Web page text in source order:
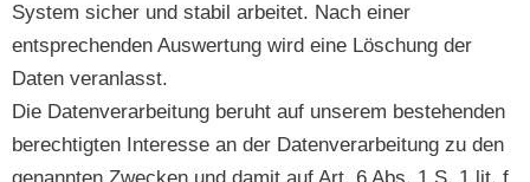
System sicher und stabil arbeitet. Nach einer
entsprechenden Auswertung wird eine Löschung der
Daten veranlasst.
Die Datenverarbeitung beruht auf unserem bestehenden
berechtigten Interesse an der Datenverarbeitung zu den